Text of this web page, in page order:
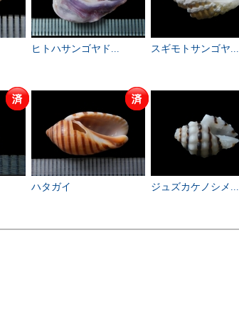
ヒトハサンゴヤド... スギモトサンゴヤ...
ハタガイ ジュズカケノシメ...